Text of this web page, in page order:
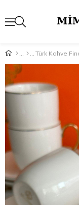
Türk Kahve